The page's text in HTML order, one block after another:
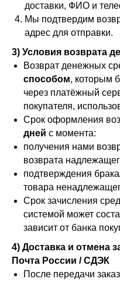
доставки, ФИО и
Мы подтвердим
адрес для отправки.
3) Условия возврата
Возврат денежных
способом, которым
через платёжный
покупателя,
Срок оформления
дней с момента:
получения нами
возврата
подтверждения
товара
Срок зачисления
системой может
зависит от банка
4) Доставка и отмена
Почта России / СДЭК
После передачи